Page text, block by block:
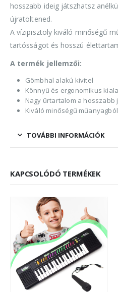
hosszabb ideig játszhatsz
újratöltened.
A vízipisztoly kiváló minőségű
tartósságot és hosszú
A termék jellemzői:
Gömbhal alakú kivitel
Könnyű és ergonomikus
Nagy űrtartalom a
Kiváló minőségű
TOVÁBBI INFORMÁCIÓK
KAPCSOLÓDÓ TERMÉKEK